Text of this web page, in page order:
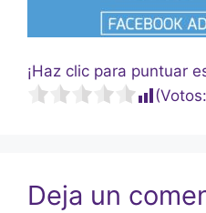
¡Haz clic para puntuar
(Votos:
Deja un